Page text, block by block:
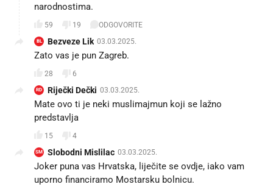
narodnostima.
59 19 ODGOVORITE
BL Bezveze Lik 03.03.2025.
Zato vas je pun Zagreb.
28 6
RD Riječki Dečki 03.03.2025.
Mate ovo ti je neki muslimajmun koji se lažno
predstavlja
15 4
SM Slobodni Mislilac 03.03.2025.
Joker puna vas Hrvatska, liječite se ovdje, iako vam
uporno financiramo Mostarsku bolnicu.